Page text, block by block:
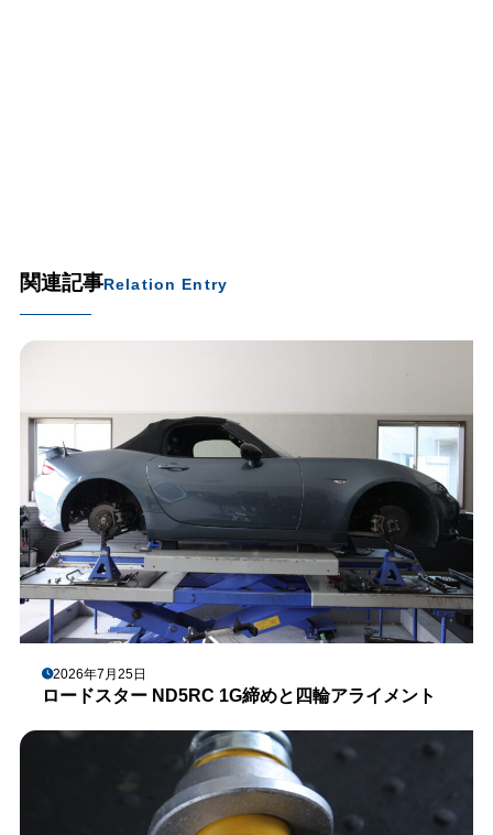
関連記事Relation Entry
2026年7月25日
ロードスター ND5RC 1G締めと四輪アライメント